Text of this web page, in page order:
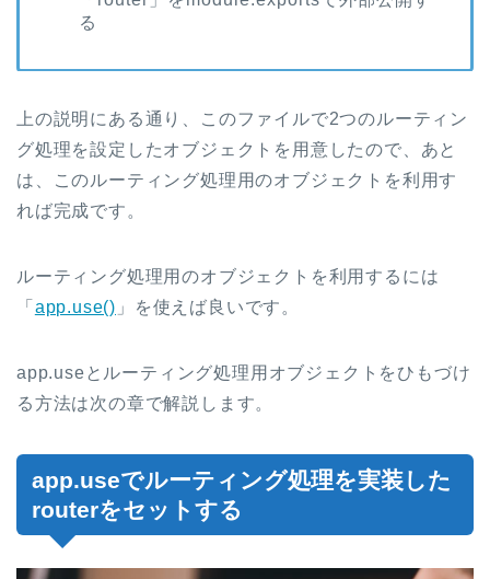
る
上の説明にある通り、このファイルで2つのルーティン
グ処理を設定したオブジェクトを用意したので、あと
は、このルーティング処理用のオブジェクトを利用す
れば完成です。
ルーティング処理用のオブジェクトを利用するには
「 app.use() 」を使えば良いです。
app.useとルーティング処理用オブジェクトをひもづけ
る方法は次の章で解説します。
app.useでルーティング処理を実装した
routerをセットする